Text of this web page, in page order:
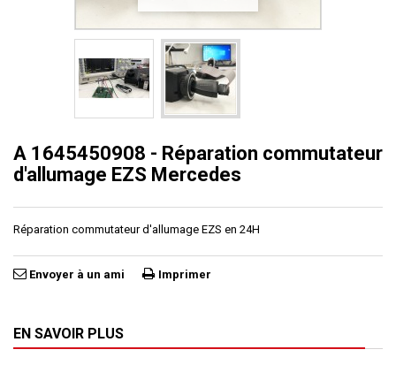
A 1645450908 - Réparation commutateur
d'allumage EZS Mercedes
Réparation commutateur d'allumage EZS en 24H
Envoyer à un ami Imprimer
EN SAVOIR PLUS